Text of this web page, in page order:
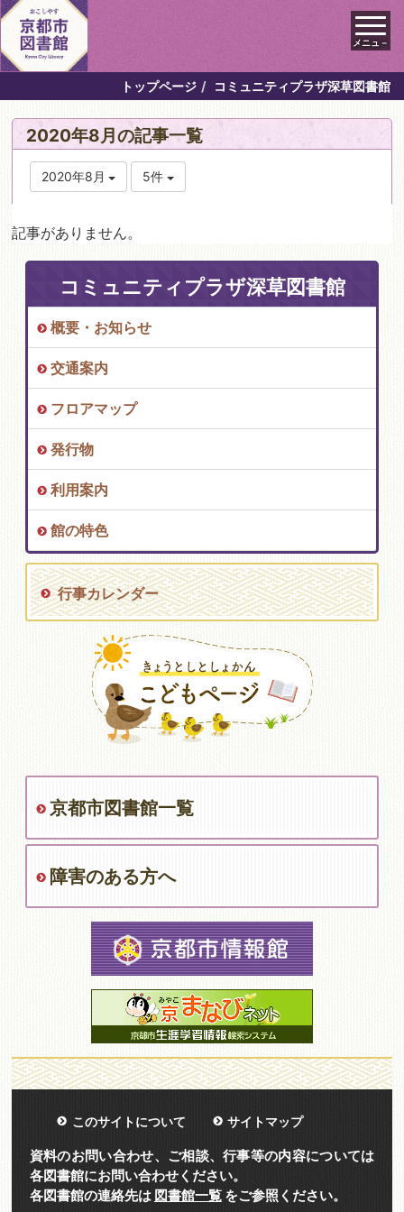
メニュ－
トップページ コミュニティプラザ深草図書館
2020年8月の記事一覧
2020年8月 5件
記事がありません。
コミュニティプラザ深草図書館
概要・お知らせ
交通案内
フロアマップ
発行物
利用案内
館の特色
行事カレンダー
京都市図書館一覧
障害のある方へ
このサイトについて サイトマップ
資料のお問い合わせ、ご相談、行事等の内容については
各図書館にお問い合わせください。
各図書館の連絡先は 図書館一覧をご参照ください。